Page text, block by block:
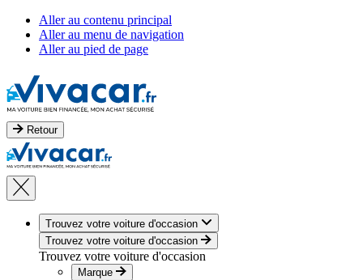
Aller au contenu principal
Aller au menu de navigation
Aller au pied de page
Retour
Trouvez votre voiture d'occasion
Trouvez votre voiture d'occasion
Trouvez votre voiture d'occasion
Marque